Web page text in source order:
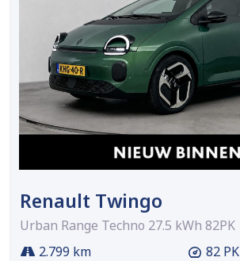
Renault Twingo
Urban Range Techno 27.5 kWh 82PK
2.799 km
82 PK